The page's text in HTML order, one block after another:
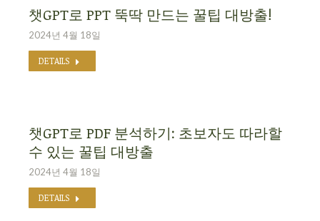
챗GPT로 PPT 뚝딱 만드는 꿀팁 대방출!
2024년 4월 18일
DETAILS
챗GPT로 PDF 분석하기: 초보자도 따라할
수 있는 꿀팁 대방출
2024년 4월 18일
DETAILS